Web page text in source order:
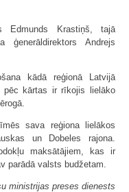
Edmunds Krastiņš, tajā
ģenerāldirektors Andrejs
kādā reģionā Latvijā
pēc kārtas ir rīkojis lielāko
sava reģiona lielākos
un Dobeles rajona.
maksātājiem, kas ir
parādā valsts budžetam.
ministrijas preses dienests